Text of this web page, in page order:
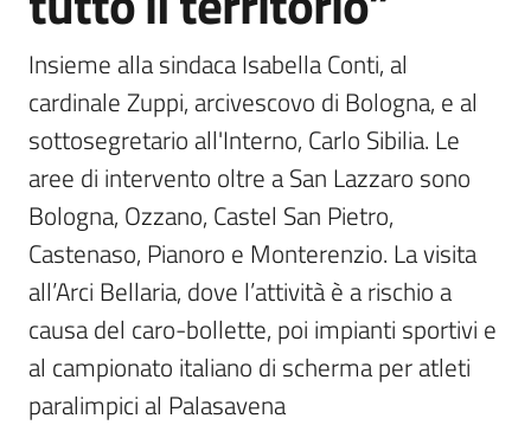
su
Insieme alla sindaca Isabella Conti, al
cardinale Zuppi, arcivescovo di Bologna, e al
sottosegretario all'Interno, Carlo Sibilia. Le
aree di intervento oltre a San Lazzaro sono
Bologna, Ozzano, Castel San Pietro,
Castenaso, Pianoro e Monterenzio. La visita
all’Arci Bellaria, dove l’attività è a rischio a
causa del caro-bollette, poi impianti sportivi e
al campionato italiano di scherma per atleti
paralimpici al Palasavena